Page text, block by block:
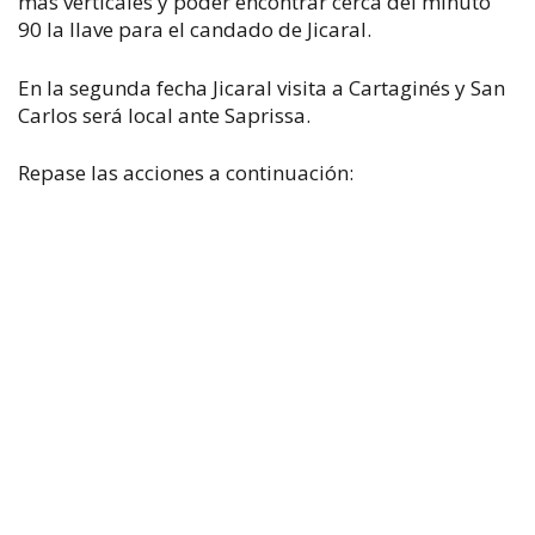
90 la llave para el candado de Jicaral.
En la segunda fecha Jicaral visita a Cartaginés y San
Carlos será local ante Saprissa.
Repase las acciones a continuación: